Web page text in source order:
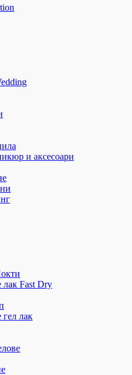
и аксесоари
лак Fast Dry
гел лак